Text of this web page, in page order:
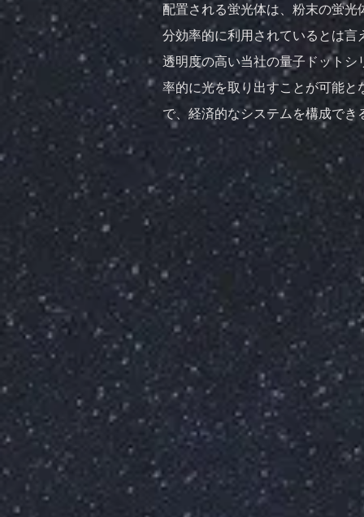
配置される蛍光体は、粉末の蛍
分効率的に利用されているとは言
透明度の高い当社の量子ドット
率的に光を取り出すことが可能
で、経済的なシステムを構成でき